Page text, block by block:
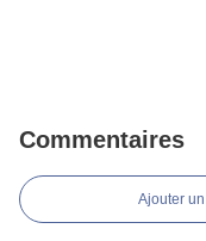
Commentaires
Ajouter